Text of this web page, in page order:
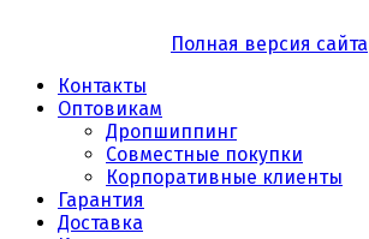
Полная версия сайта
Контакты
Оптовикам
Дропшиппинг
Совместные покупки
Корпоративные клиенты
Гарантия
Доставка